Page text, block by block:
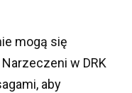
mogą się
Narzeczeni w DRK
aby